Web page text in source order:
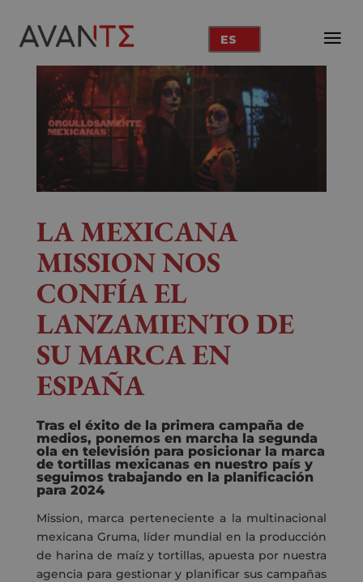
ES
LA MEXICANA
MISSION NOS
CONFÍA EL
LANZAMIENTO DE
SU MARCA EN
ESPAÑA
Tras el éxito de la primera campaña de
medios, ponemos en marcha la segunda
ola en televisión para posicionar la marca
de tortillas mexicanas en nuestro país y
seguimos trabajando en la planificación
para 2024
Mission, marca perteneciente a la multinacional
mexicana Gruma, líder mundial en la producción
de harina de maíz y tortillas, apuesta por nuestra
agencia para gestionar y planificar sus campañas